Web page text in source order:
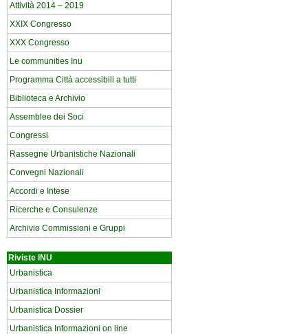
Attività 2014 – 2019
XXIX Congresso
XXX Congresso
Le communities Inu
Programma Città accessibili a tutti
Biblioteca e Archivio
Assemblee dei Soci
Congressi
Rassegne Urbanistiche Nazionali
Convegni Nazionali
Accordi e Intese
Ricerche e Consulenze
Archivio Commissioni e Gruppi
Riviste INU
Urbanistica
Urbanistica Informazioni
Urbanistica Dossier
Urbanistica Informazioni on line